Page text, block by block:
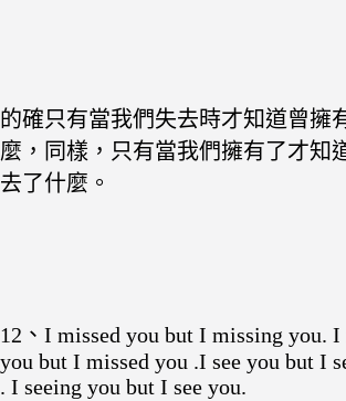
的確只有當我們失去時才知道曾擁
麼，同樣，只有當我們擁有了才知
去了什麼。
12、I missed you but I missing you. I
you but I missed you .I see you but I
. I seeing you but I see you.